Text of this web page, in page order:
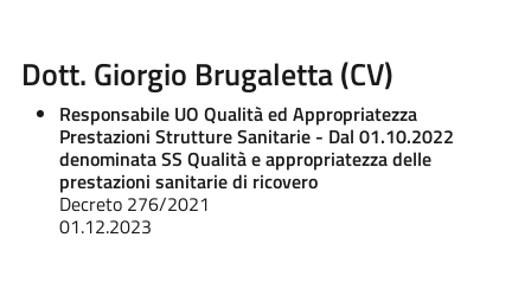
Dott. Giorgio Brugaletta (CV)
Responsabile UO Qualità ed Appropriatezza
Prestazioni Strutture Sanitarie - Dal 01.10.2022
denominata SS Qualità e appropriatezza delle
prestazioni sanitarie di ricovero
Decreto 276/2021
01.12.2023